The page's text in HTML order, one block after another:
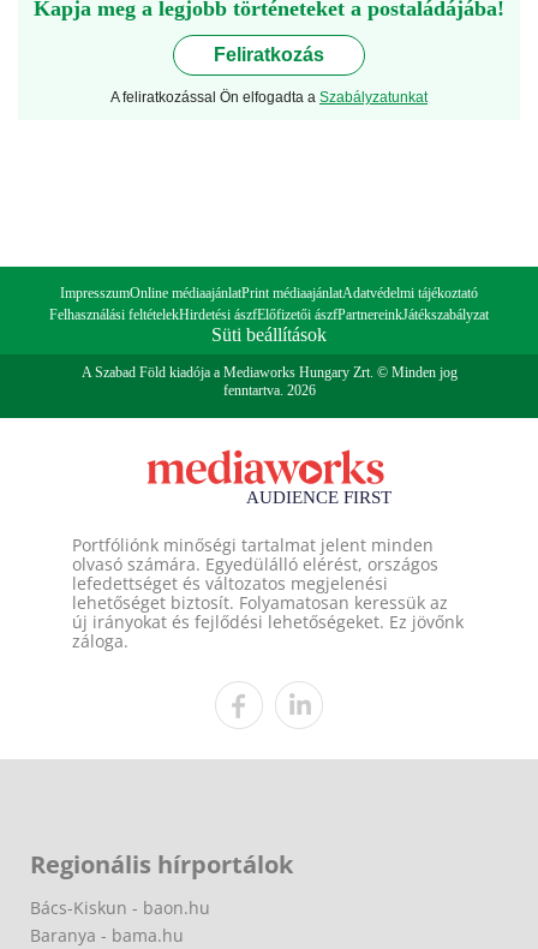
Kapja meg a legjobb történeteket a postaládájába!
Feliratkozás
A feliratkozással Ön elfogadta a Szabályzatunkat
ImpresszumOnline médiaajánlatPrint médiaajánlatAdatvédelmi tájékoztató
Felhasználási feltételekHirdetési ászfElőfizetői ászfPartnereinkJátékszabályzat
Süti beállítások
A Szabad Föld kiadója a Mediaworks Hungary Zrt. © Minden jog
fenntartva. 2026
Portfóliónk minőségi tartalmat jelent minden
olvasó számára. Egyedülálló elérést, országos
lefedettséget és változatos megjelenési
lehetőséget biztosít. Folyamatosan keressük az
új irányokat és fejlődési lehetőségeket. Ez jövőnk
záloga.
Regionális hírportálok
Bács-Kiskun - baon.hu
Baranya - bama.hu